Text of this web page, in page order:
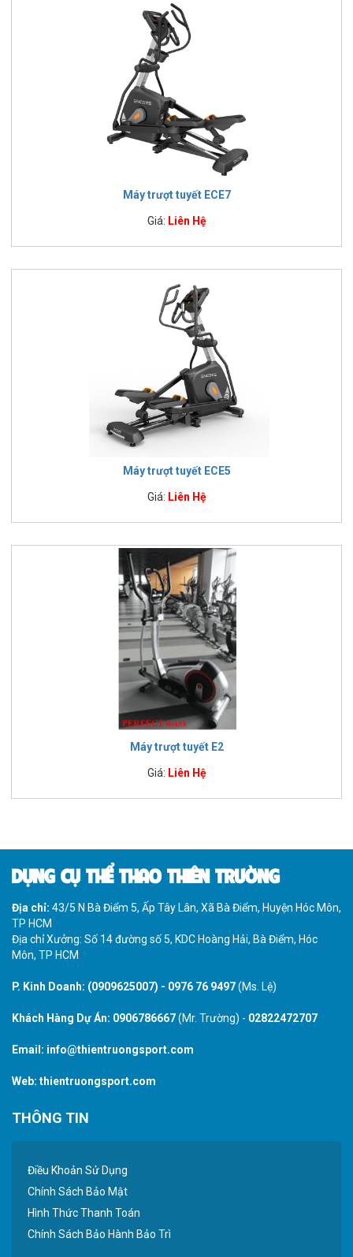
Máy trượt tuyết ECE7
Giá: Liên Hệ
Máy trượt tuyết ECE5
Giá: Liên Hệ
Máy trượt tuyết E2
Giá: Liên Hệ
DỤNG CỤ THỂ THAO THIÊN TRƯỜNG
Địa chỉ: 43/5 N Bà Điểm 5, Ấp Tây Lân, Xã Bà Điểm, Huyện Hóc Môn,
TP HCM
Địa chỉ Xưởng: Số 14 đường số 5, KDC Hoàng Hải, Bà Điểm, Hóc
Môn, TP HCM
P. Kinh Doanh: (0909625007) - 0976 76 9497(Ms. Lệ)
Khách Hàng Dự Án: 0906786667(Mr. Trường) - 02822472707
Email: info@thientruongsport.com
Web: thientruongsport.com
THÔNG TIN
Điều Khoản Sử Dụng
Chính Sách Bảo Mật
Hình Thức Thanh Toán
Chính Sách Bảo Hành Bảo Trì